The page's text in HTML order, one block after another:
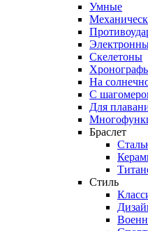
Умные
Скелетоны
На
С
Для
Браслет
Стиль